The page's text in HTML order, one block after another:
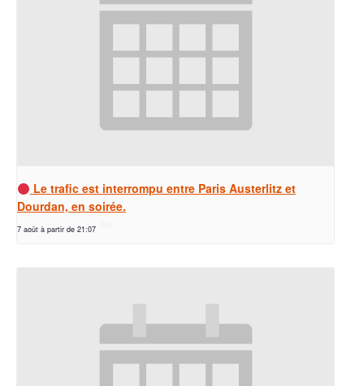
Le trafic est interrompu entre Paris Austerlitz et
Dourdan, en soirée.
7 août à partir de 21:07